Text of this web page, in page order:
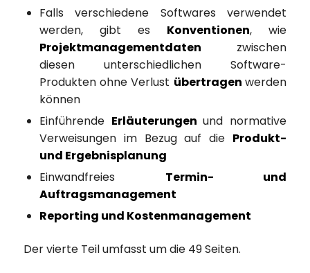
Falls verschiedene Softwares verwendet
werden, gibt es Konventionen, wie
Projektmanagementdaten zwischen
diesen unterschiedlichen Software-
Produkten ohne Verlust übertragenwerden
können
Einführende Erläuterungenund normative
Verweisungen im Bezug auf die Produkt-
und Ergebnisplanung
Einwandfreies Termin- und
Auftragsmanagement
Reporting und Kostenmanagement
Der vierte Teil umfasst um die 49 Seiten.